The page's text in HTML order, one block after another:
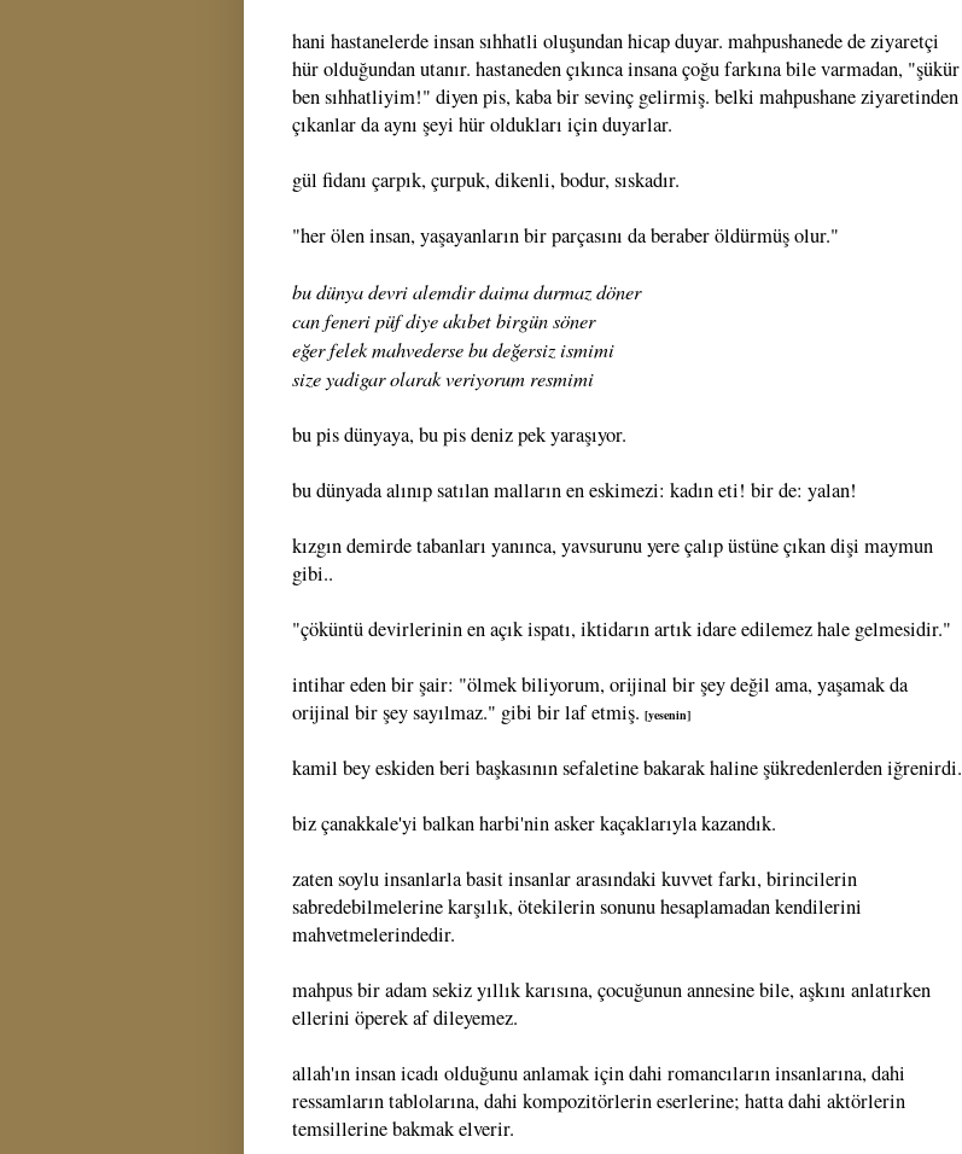
hani hastanelerde insan sıhhatli oluşundan hicap duyar. mahpushanede de ziyaretçi
hür olduğundan utanır. hastaneden çıkınca insana çoğu farkına bile varmadan, "şükür
ben sıhhatliyim!" diyen pis, kaba bir sevinç gelirmiş. belki mahpushane ziyaretinden
çıkanlar da aynı şeyi hür oldukları için duyarlar.
gül fidanı çarpık, çurpuk, dikenli, bodur, sıskadır.
"her ölen insan, yaşayanların bir parçasını da beraber öldürmüş olur."
bu dünya devri alemdir daima durmaz döner
can feneri püf diye akıbet birgün söner
eğer felek mahvederse bu değersiz ismimi
size yadigar olarak veriyorum resmimi
bu pis dünyaya, bu pis deniz pek yaraşıyor.
bu dünyada alınıp satılan malların en eskimezi: kadın eti! bir de: yalan!
kızgın demirde tabanları yanınca, yavsurunu yere çalıp üstüne çıkan dişi maymun
gibi..
"çöküntü devirlerinin en açık ispatı, iktidarın artık idare edilemez hale gelmesidir."
intihar eden bir şair: "ölmek biliyorum, orijinal bir şey değil ama, yaşamak da
orijinal bir şey sayılmaz." gibi bir laf etmiş. [yesenin]
kamil bey eskiden beri başkasının sefaletine bakarak haline şükredenlerden iğrenirdi.
biz çanakkale'yi balkan harbi'nin asker kaçaklarıyla kazandık.
zaten soylu insanlarla basit insanlar arasındaki kuvvet farkı, birincilerin
sabredebilmelerine karşılık, ötekilerin sonunu hesaplamadan kendilerini
mahvetmelerindedir.
mahpus bir adam sekiz yıllık karısına, çocuğunun annesine bile, aşkını anlatırken
ellerini öperek af dileyemez.
allah'ın insan icadı olduğunu anlamak için dahi romancıların insanlarına, dahi
ressamların tablolarına, dahi kompozitörlerin eserlerine; hatta dahi aktörlerin
temsillerine bakmak elverir.